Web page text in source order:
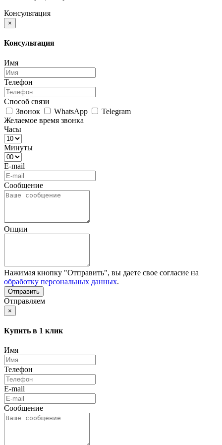
Консультация
×
Консультация
Имя
Телефон
Способ связи
Звонок
WhatsApp
Telegram
Желаемое время звонка
Часы
Минуты
E-mail
Сообщение
Опции
Нажимая кнопку "Отправить", вы даете свое согласие на
обработку персональных данных.
Отправляем
×
Купить в 1 клик
Имя
Телефон
E-mail
Сообщение